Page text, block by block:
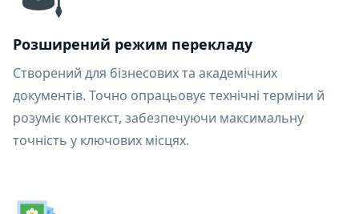
Розширений режим перекладу
Створений для бізнесових та академічних
документів. Точно опрацьовує технічні терміни й
розуміє контекст, забезпечуючи максимальну
точність у ключових місцях.